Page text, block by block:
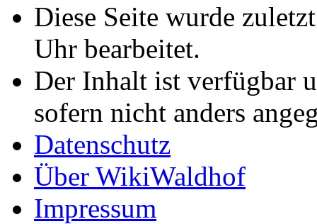
Diese Seite wurde
Uhr bearbeitet.
Der Inhalt ist verfügbar
sofern nicht anders
Datenschutz
Über WikiWaldhof
Impressum